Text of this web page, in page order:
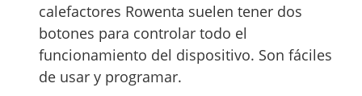
calefactores Rowenta suelen tener dos
botones para controlar todo el
funcionamiento del dispositivo. Son fáciles
de usar y programar.